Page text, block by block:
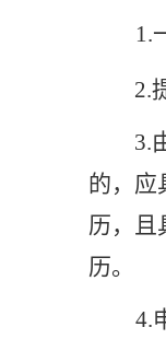
1.
2.
3.
的，应
历，且
历。
4.